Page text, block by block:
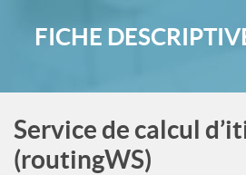
FICHE
Service de calcul
(routingWS)